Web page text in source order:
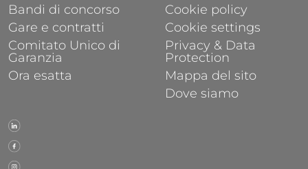
Bandi di concorso
Gare e contratti
Comitato Unico di
Garanzia
Ora esatta
Cookie policy
Cookie settings
Privacy & Data
Protection
Mappa del sito
Dove siamo